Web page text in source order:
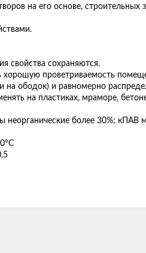
на его основе,
свойства сохраняются.
хорошую проветриваемость
на ободок) и равномерно
на пластиках, мраморе,
неорганические более 30%;